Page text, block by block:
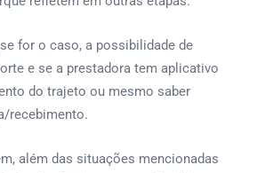
for o caso, a possibilidade de
e se a prestadora tem aplicativo
do trajeto ou mesmo saber
recebimento.
além das situações mencionadas